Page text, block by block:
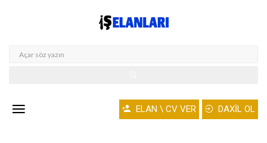
ELAN \ CV VER DAXİL OL